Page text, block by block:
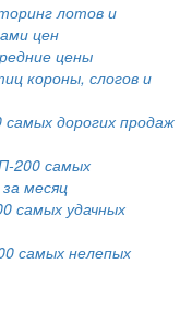
лотов и
цен
цены
короны, слогов и
дорогих продаж
200 самых
месяц
самых удачных
самых нелепых